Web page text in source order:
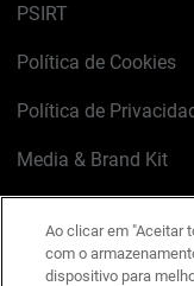
PSIRT
Política de Cookies
Política de
Media & Brand Kit
LinkedIn
X
Ao clicar em "Aceitar
com o
dispositivo para